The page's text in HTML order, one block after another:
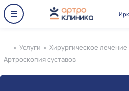
» Услуги » Хирургическое
Артроскопия суставов